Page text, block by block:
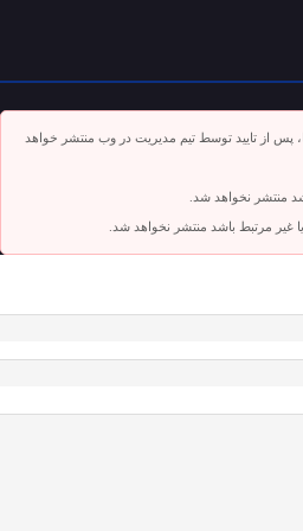
از تایید توسط تیم مدیریت در وب منتشر خواهد
منتشر نخواهد شد.
غیر مرتبط باشد منتشر نخواهد شد.